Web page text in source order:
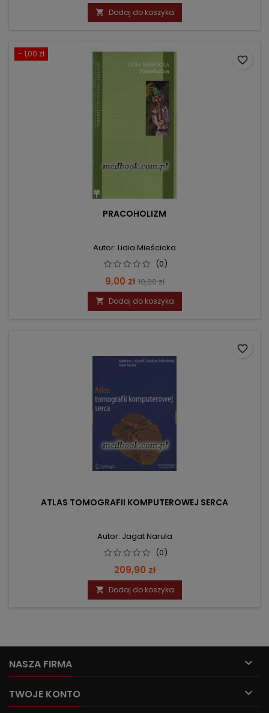
 Dodaj do koszyka
- 1,00 zł
PRACOHOLIZM
Autor: Lidia Mieścicka
(0)
Cena
9,00 zł Cena
podstawowa
10,00 zł
 Dodaj do koszyka
favorite_border
ATLAS TOMOGRAFII KOMPUTEROWEJ SERCA
Autor: Jagat Narula
(0)
Cena
209,90 zł
 Dodaj do koszyka
favorite_border
NASZA FIRMA 
TWOJE KONTO 